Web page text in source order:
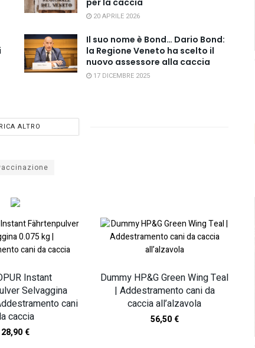
per la caccia
20 APRILE 2026
Il suo nome è Bond… Dario Bond:
la Regione Veneto ha scelto il
nuovo assessore alla caccia
17 DICEMBRE 2025
ALTRO
Instant
Selvaggina
cani
caccia
28,90€
Dummy HP&G Green Wing Teal
| Addestramento cani da
caccia all’alzavola
56,50€